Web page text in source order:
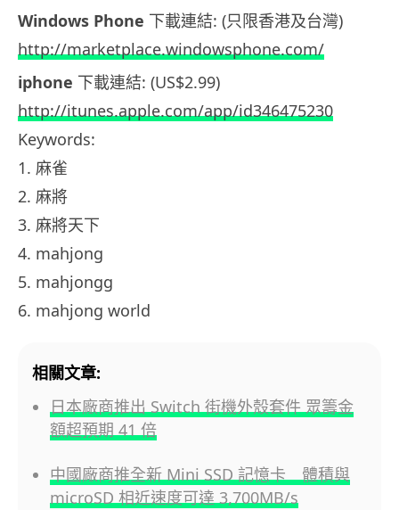
Windows Phone 下載連結: (只限香港及台灣)
http://marketplace.windowsphone.com/
iphone 下載連結: (US$2.99)
http://itunes.apple.com/app/id346475230
Keywords:
1. 麻雀
2. 麻將
3. 麻將天下
4. mahjong
5. mahjongg
6. mahjong world
相關文章:
日本廠商推出 Switch 街機外殼套件 眾籌金
額超預期 41 倍
中國廠商推全新 Mini SSD 記憶卡 體積與
microSD 相近速度可達 3,700MB/s